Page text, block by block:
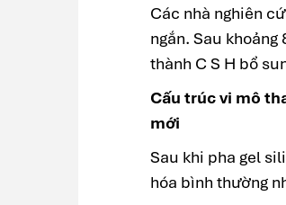
Các nhà nghiên
ngắn. Sau
thành C S H bổ
Cấu trúc vi mô
mới
Sau khi pha gel
hóa bình thường